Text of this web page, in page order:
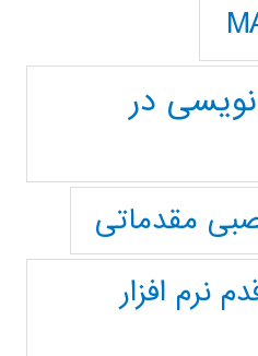
در
مقدماتی
نرم افزار